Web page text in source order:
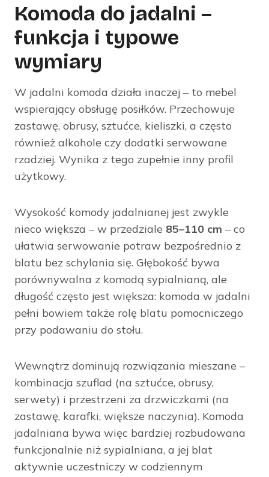
Komoda do jadalni –
funkcja i typowe
wymiary
W jadalni komoda działa inaczej – to mebel
wspierający obsługę posiłków. Przechowuje
zastawę, obrusy, sztućce, kieliszki, a często
również alkohole czy dodatki serwowane
rzadziej. Wynika z tego zupełnie inny profil
użytkowy.
Wysokość komody jadalnianej jest zwykle
nieco większa – w przedziale 85–110 cm – co
ułatwia serwowanie potraw bezpośrednio z
blatu bez schylania się. Głębokość bywa
porównywalna z komodą sypialnianą, ale
długość często jest większa: komoda w jadalni
pełni bowiem także rolę blatu pomocniczego
przy podawaniu do stołu.
Wewnątrz dominują rozwiązania mieszane –
kombinacja szuflad (na sztućce, obrusy,
serwety) i przestrzeni za drzwiczkami (na
zastawę, karafki, większe naczynia). Komoda
jadalniana bywa więc bardziej rozbudowana
funkcjonalnie niż sypialniana, a jej blat
aktywnie uczestniczy w codziennym